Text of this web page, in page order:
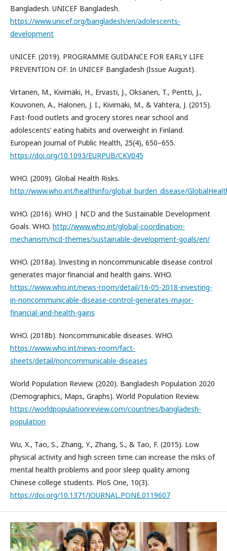
Bangladesh. UNICEF Bangladesh.
https://www.unicef.org/bangladesh/en/adolescents-
development
UNICEF. (2019). PROGRAMME GUIDANCE FOR EARLY LIFE
PREVENTION OF. In UNICEF Bangladesh (Issue August).
Virtanen, M., Kivimäki, H., Ervasti, J., Oksanen, T., Pentti, J.,
Kouvonen, A., Halonen, J. I., Kivimäki, M., & Vahtera, J. (2015).
Fast-food outlets and grocery stores near school and
adolescents’ eating habits and overweight in Finland.
European Journal of Public Health, 25(4), 650–655.
https://doi.org/10.1093/EURPUB/CKV045
WHO. (2009). Global Health Risks.
http://www.who.int/healthinfo/global_burden_disease/
WHO. (2016). WHO | NCD and the Sustainable Development
Goals. WHO. http://www.who.int/global-coordination-
mechanism/ncd-themes/sustainable-development-goals/en/
WHO. (2018a). Investing in noncommunicable disease control
generates major financial and health gains. WHO.
https://www.who.int/news-room/detail/16-05-2018-investing-
in-noncommunicable-disease-control-generates-major-
financial-and-health-gains
WHO. (2018b). Noncommunicable diseases. WHO.
https://www.who.int/news-room/fact-
sheets/detail/noncommunicable-diseases
World Population Review. (2020). Bangladesh Population 2020
(Demographics, Maps, Graphs). World Population Review.
https://worldpopulationreview.com/countries/bangladesh-
population
Wu, X., Tao, S., Zhang, Y., Zhang, S., & Tao, F. (2015). Low
physical activity and high screen time can increase the risks of
mental health problems and poor sleep quality among
Chinese college students. PloS One, 10(3).
https://doi.org/10.1371/JOURNAL.PONE.0119607